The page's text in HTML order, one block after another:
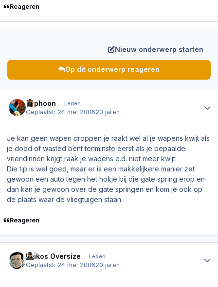
Reageren
Nieuw onderwerp starten
Op dit onderwerp reageren
Typhoon Leden
Geplaatst: 24 mei 200620 jaren
Je kan geen wapen droppen je raakt wel al je wapens kwijt als
je dood of wasted bent tenminste eerst als je bepaalde
vriendinnen krijgt raak je wapens e.d. niet meer kwijt.
Die tip is wel goed, maar er is een makkelijkere manier zet
gewoon een auto tegen het hokje bij die gate spring erop en
dan kan je gewoon over de gate springen en kom je ook op
de plaats waar de vliegtuigen staan.
Reageren
Laikos Oversize Leden
Geplaatst: 24 mei 200620 jaren